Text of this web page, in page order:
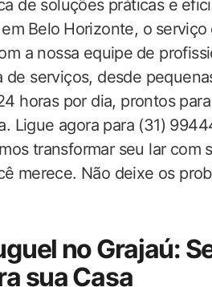
de soluções práticas e⁣
Belo⁢ Horizonte, ‍o⁤
a‍ nossa equipe ⁤de
de serviços, desde
horas por dia, prontos
Ligue agora para (31)‌
‍transformar seu lar​ com
merece. Não deixe os
no Grajaú:
sua Casa